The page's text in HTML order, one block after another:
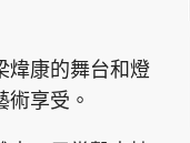
Copyright © 東周網
煒康的舞台和燈
享受。